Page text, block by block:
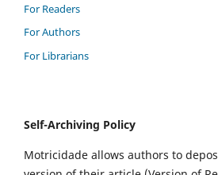
For Readers
For Authors
For Librarians
Self-Archiving Policy
Motricidade allows authors to